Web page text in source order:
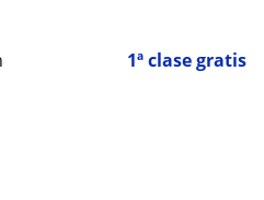
1ª clase gratis